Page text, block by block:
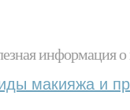
информация
макияжа и